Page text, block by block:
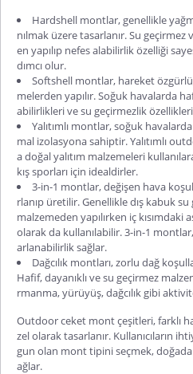
Hardshell montlar, genellikle
nılmak üzere tasarlanır. Su
en yapılıp nefes alabilirlik özelliği
dımcı olur.
Softshell montlar, hareket
melerden yapılır. Soğuk havalarda
abilirlikleri ve su geçirmezlik özellikleri
Yalıtımlı montlar, soğuk
mal izolasyona sahiptir. Yalıtımlı
a doğal yalıtım malzemeleri
kış sporları için idealdirler.
3-in-1 montlar, değişen hava
rlanıp üretilir. Genellikle dış kabuk
malzemeden yapılırken iç kısımdaki
olarak da kullanılabilir. 3-in-1
arlanabilirlik sağlar.
Dağcılık montları, zorlu dağ
Hafif, dayanıklı ve su geçirmez
rmanma, yürüyüş, dağcılık gibi
Outdoor ceket mont çeşitleri, farklı
zel olarak tasarlanır. Kullanıcıların
gun olan mont tipini seçmek,
ağlar.